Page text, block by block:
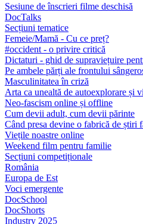
Sesiune de înscrieri filme deschisă
DocTalks
Secțiuni tematice
Femeie/Mamă - Cu ce preț?
#occident - o privire critică
Dictaturi - ghid de supraviețuire
Pe ambele părți ale frontului
Masculinitatea în criză
Arta ca unealtă de autoexplorare și
Neo-fascism online și offline
Cum devii adult, cum devii părinte
Când presa devine o fabrică de știri
Viețile noastre online
Weekend film pentru familie
Secțiuni competiționale
România
Europa de Est
Voci emergente
DocSchool
DocShorts
Industry 2025